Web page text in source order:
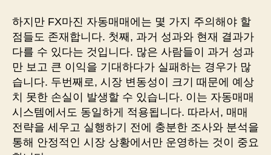
하지만 FX마진 자동매매에는 몇 가지 주의해야 할
점들도 존재합니다. 첫째, 과거 성과와 현재 결과가
다를 수 있다는 것입니다. 많은 사람들이 과거 성과
만 보고 큰 이익을 기대하다가 실패하는 경우가 많
습니다. 두번째로, 시장 변동성이 크기 때문에 예상
치 못한 손실이 발생할 수 있습니다. 이는 자동매매
시스템에서도 동일하게 적용됩니다. 따라서, 매매
전략을 세우고 실행하기 전에 충분한 조사와 분석을
통해 안정적인 시장 상황에서만 운영하는 것이 중요